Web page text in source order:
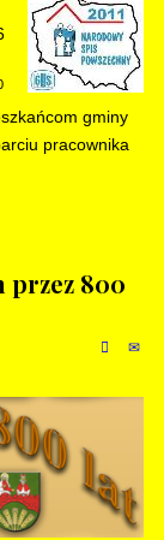
gminy
pracownika
przez 800